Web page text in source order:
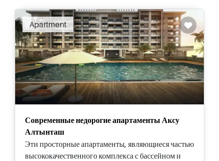
Apartment
Современные недорогие апартаменты Аксу
Алтынташ
Эти просторные апартаменты, являющиеся частью
высококачественного комплекса с бассейном и